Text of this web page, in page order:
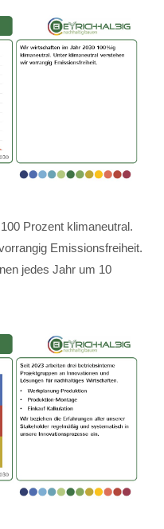
Prozent klimaneutral.
Emissionsfreiheit.
jedes Jahr um 10